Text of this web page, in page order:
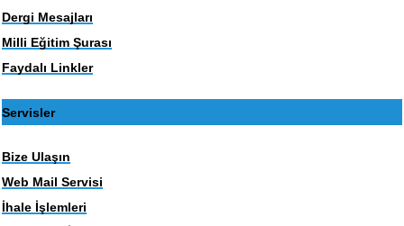
Dergi Mesajları
Milli Eğitim Şurası
Faydalı Linkler
Servisler
Bize Ulaşın
Web Mail Servisi
İhale İşlemleri